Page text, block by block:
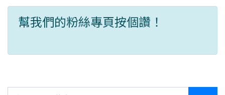
幫我們的粉絲專頁按個讚！